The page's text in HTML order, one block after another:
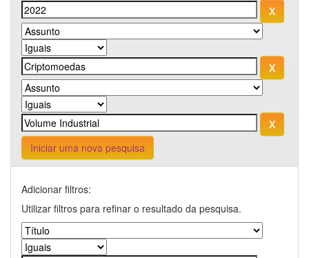
Iniciar uma nova pesquisa
Adicionar filtros:
Utilizar filtros para refinar o resultado da pesquisa.